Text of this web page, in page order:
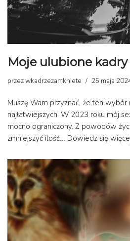
Moje ulubione kadry
przezwkadrzezamkniete 25 maja
Muszę Wam przyznać, że ten wybór
najłatwiejszych. W 2023 roku mój
mocno ograniczony. Z powodów
zmniejszyć ilość… Dowiedz się